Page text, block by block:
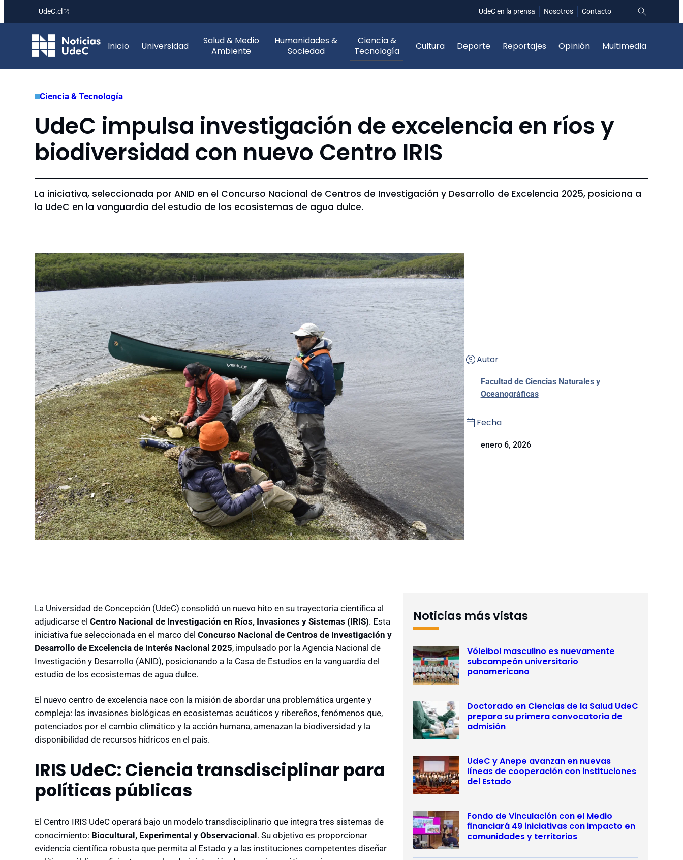
contenido
UdeC.cl UdeC en la prensa Nosotros Contacto
Inicio Universidad
Salud & Medio
Ambiente
Humanidades &
Sociedad
Ciencia &
Tecnología
Cultura Deporte Reportajes Opinión Multimedia
Ciencia & Tecnología
UdeC impulsa investigación de excelencia en ríos y
biodiversidad con nuevo Centro IRIS
La iniciativa, seleccionada por ANID en el Concurso Nacional de Centros de Investigación y Desarrollo de Excelencia 2025, posiciona a
la UdeC en la vanguardia del estudio de los ecosistemas de agua dulce.
Autor
Facultad de Ciencias Naturales y
Oceanográficas
Fecha
enero 6, 2026
La Universidad de Concepción (UdeC) consolidó un nuevo hito en su trayectoria científica al
adjudicarse el Centro Nacional de Investigación en Ríos, Invasiones y Sistemas (IRIS). Esta
iniciativa fue seleccionada en el marco del Concurso Nacional de Centros de Investigación y
Desarrollo de Excelencia de Interés Nacional 2025, impulsado por la Agencia Nacional de
Investigación y Desarrollo (ANID), posicionando a la Casa de Estudios en la vanguardia del
estudio de los ecosistemas de agua dulce.
El nuevo centro de excelencia nace con la misión de abordar una problemática urgente y
compleja: las invasiones biológicas en ecosistemas acuáticos y ribereños, fenómenos que,
potenciados por el cambio climático y la acción humana, amenazan la biodiversidad y la
disponibilidad de recursos hídricos en el país.
IRIS UdeC: Ciencia transdisciplinar para
políticas públicas
El Centro IRIS UdeC operará bajo un modelo transdisciplinario que integra tres sistemas de
conocimiento: Biocultural, Experimental y Observacional. Su objetivo es proporcionar
evidencia científica robusta que permita al Estado y a las instituciones competentes diseñar
Noticias más vistas
Vóleibol masculino es nuevamente
subcampeón universitario
panamericano
Doctorado en Ciencias de la Salud UdeC
prepara su primera convocatoria de
admisión
UdeC y Anepe avanzan en nuevas
líneas de cooperación con instituciones
del Estado
Fondo de Vinculación con el Medio
financiará 49 iniciativas con impacto en
comunidades y territorios